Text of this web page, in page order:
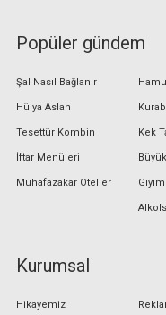
Popüler gündem
Şal Nasıl Bağlanır
Hülya Aslan
Tesettür Kombin
İftar Menüleri
Muhafazakar Oteller
Kek
Giyim
Kurumsal
Hikayemiz